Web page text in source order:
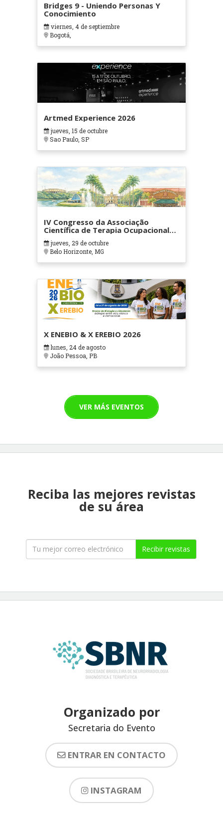
Bridges 9 - Uniendo Personas Y
Conocimiento
viernes, 4 de septiembre
Bogotá,
Artmed Experience 2026
jueves, 15 de octubre
Sao Paulo, SP
IV Congresso da Associação
Científica de Terapia Ocupacional
em Contextos Hospitalares e
Cuidados Paliativos - ATOHOSP
jueves, 29 de octubre
Belo Horizonte, MG
X ENEBIO & X EREBIO 2026
lunes, 24 de agosto
João Pessoa, PB
VER MÁS EVENTOS
Reciba las mejores revistas
de su área
Recibir revistas
Organizado por
Secretaria do Evento
ENTRAR EN CONTACTO
INSTAGRAM